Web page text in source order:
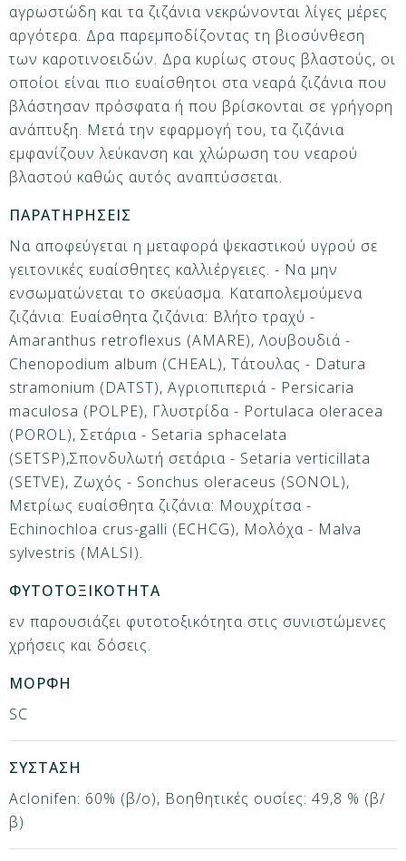
αγρωστώδη και τα ζιζάνια νεκρώνονται λίγες μέρες
αργότερα. Δρα παρεμποδίζοντας τη βιοσύνθεση
των καροτινοειδών. Δρα κυρίως στους βλαστούς, οι
οποίοι είναι πιο ευαίσθητοι στα νεαρά ζιζάνια που
βλάστησαν πρόσφατα ή που βρίσκονται σε γρήγορη
ανάπτυξη. Μετά την εφαρμογή του, τα ζιζάνια
εμφανίζουν λεύκανση και χλώρωση του νεαρού
βλαστού καθώς αυτός αναπτύσσεται.
ΠΑΡΑΤΗΡΗΣΕΙΣ
Να αποφεύγεται η μεταφορά ψεκαστικού υγρού σε
γειτονικές ευαίσθητες καλλιέργειες. - Να μην
ενσωματώνεται το σκεύασμα. Καταπολεμούμενα
ζιζάνια: Ευαίσθητα ζιζάνια: Βλήτο τραχύ -
Amaranthus retroflexus (AMARE), Λουβουδιά -
Chenopodium album (CHEAL), Τάτουλας - Datura
stramonium (DATST), Αγριοπιπεριά - Persicaria
maculosa (POLPE), Γλυστρίδα - Portulaca oleracea
(POROL), Σετάρια - Setaria sphacelata
(SETSP),Σπονδυλωτή σετάρια - Setaria verticillata
(SETVE), Ζωχός - Sonchus oleraceus (SONOL),
Μετρίως ευαίσθητα ζιζάνια: Μουχρίτσα -
Echinochloa crus-galli (ECHCG), Μολόχα - Malva
sylvestris (MALSI).
ΦΥΤΟΤΟΞΙΚΟΤΗΤΑ
εν παρουσιάζει φυτοτοξικότητα στις συνιστώμενες
χρήσεις και δόσεις.
ΜΟΡΦΗ
SC
ΣΥΣΤΑΣΗ
Aclonifen: 60% (β/o), Βοηθητικές ουσίες: 49,8 % (β/
β)